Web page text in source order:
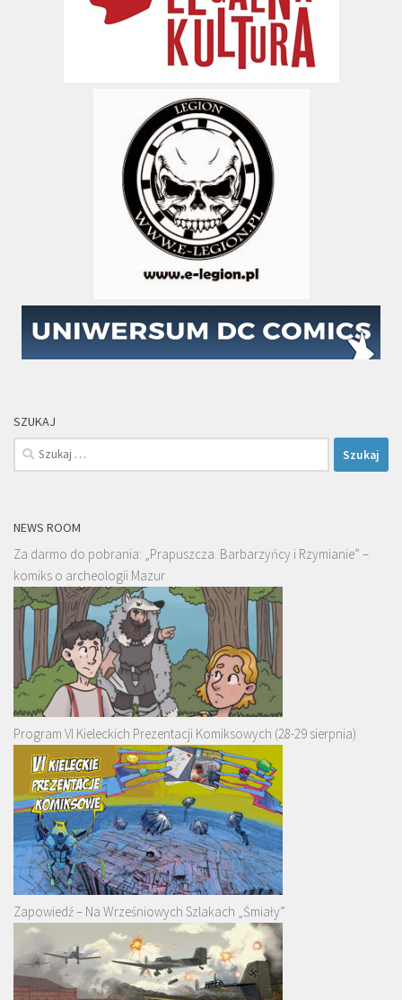
SZUKAJ
Szukaj:
NEWS ROOM
Za darmo do pobrania: „Prapuszcza. Barbarzyńcy i Rzymianie” –
komiks o archeologii Mazur
Program VI Kieleckich Prezentacji Komiksowych (28-29 sierpnia)
Zapowiedź – Na Wrześniowych Szlakach „Śmiały”